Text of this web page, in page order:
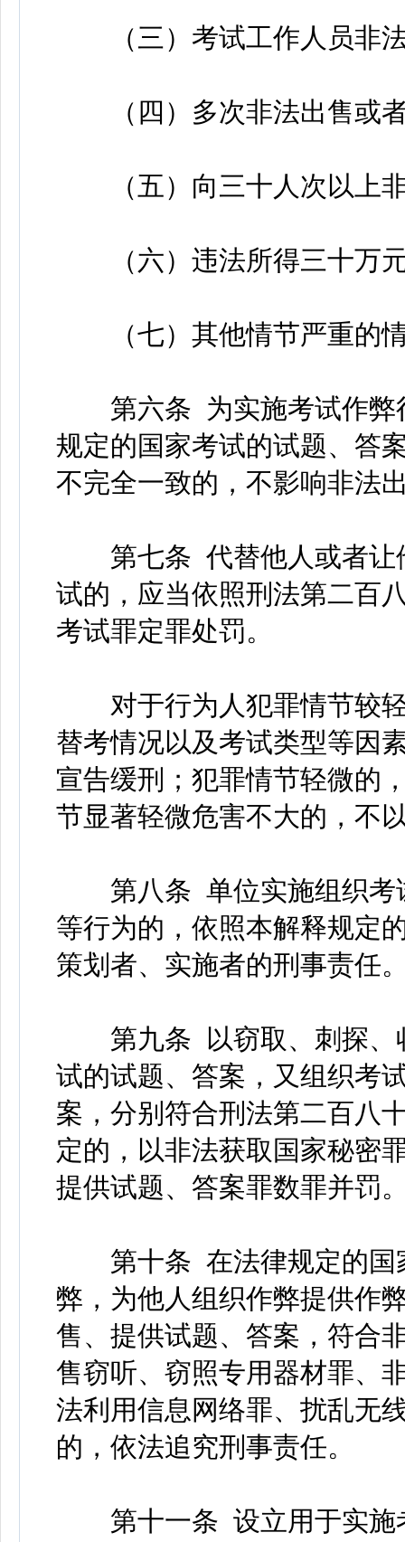
（三）考试工作人员非法
（四）多次非法出售或者
（五）向三十人次以上非
（六）违法所得三十万
（七）其他情节严重的
第六条 为实施考试作弊
规定的国家考试的试题、答
不完全一致的，不影响非法
第七条 代替他人或者让
试的，应当依照刑法第二百
考试罪定罪处罚。
对于行为人犯罪情节较轻
替考情况以及考试类型等因
宣告缓刑；犯罪情节轻微的
节显著轻微危害不大的，不
第八条 单位实施组织考
等行为的，依照本解释规定
策划者、实施者的刑事责任
第九条 以窃取、刺探、
试的试题、答案，又组织考
案，分别符合刑法第二百八
定的，以非法获取国家秘密
提供试题、答案罪数罪并罚
第十条 在法律规定的国
弊，为他人组织作弊提供作
售、提供试题、答案，符合
售窃听、窃照专用器材罪、
法利用信息网络罪、扰乱无
的，依法追究刑事责任。
第十一条 设立用于实施